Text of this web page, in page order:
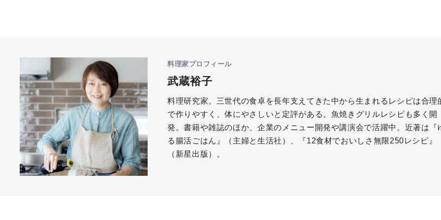
料理家プロフィール
武蔵裕子
料理研究家。三世代の食卓を長年支えてきた中から生まれるレシピは合理
で作りやすく、体にやさしいと定評がある。魚焼きグリルレシピも多く開
発。書籍や雑誌のほか、企業のメニュー開発や講演会で活躍中。近著は『
る腸活ごはん』（主婦と生活社）、『12食材でおいしさ無限250レシピ』
（新星出版）。